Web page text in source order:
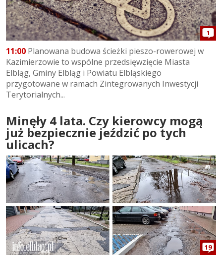
1
11:00 Planowana budowa ścieżki pieszo-rowerowej w
Kazimierzowie to wspólne przedsięwzięcie Miasta
Elbląg, Gminy Elbląg i Powiatu Elbląskiego
przygotowane w ramach Zintegrowanych Inwestycji
Terytorialnych...
Minęły 4 lata. Czy kierowcy mogą
już bezpiecznie jeździć po tych
ulicach?
19